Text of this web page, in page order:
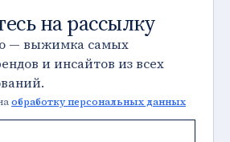
на рассылку
— выжимка самых
и инсайтов из всех
обработку персональных данных